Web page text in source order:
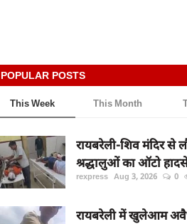
POPULAR POSTS
This Week This Month
रायबरेली-शिव मंदिर से
श्रद्धालुओं का ऑटो
rexpress Aug 3, 2026 0
रायबरेली में खुलेआम